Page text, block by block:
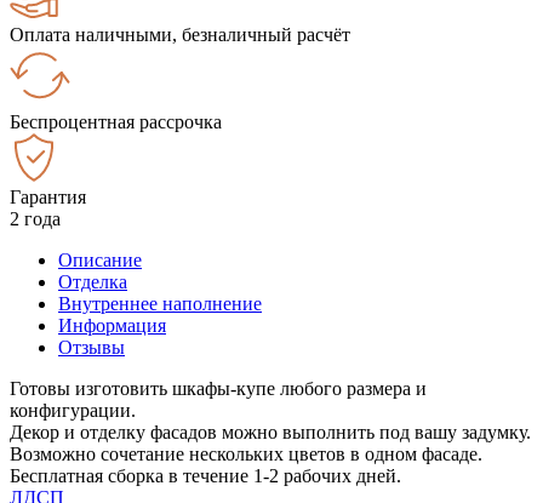
Оплата наличными, безналичный расчёт
Беспроцентная рассрочка
Гарантия
2 года
Описание
Отделка
Внутреннее наполнение
Информация
Отзывы
Готовы изготовить шкафы-купе любого размера и
конфигурации.
Декор и отделку фасадов можно выполнить под вашу задумку.
Возможно сочетание нескольких цветов в одном фасаде.
Бесплатная сборка в течение 1-2 рабочих дней.
ЛДСП